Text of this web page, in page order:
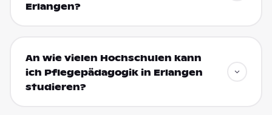
Erlangen?
An wie vielen Hochschulen kann
ich Pflegepädagogik in Erlangen
studieren?